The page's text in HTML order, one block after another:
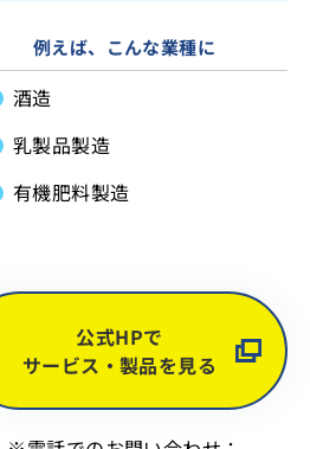
例えば、こんな業種に
酒造
乳製品製造
有機肥料製造
公式HPで
サービス・製品を見る